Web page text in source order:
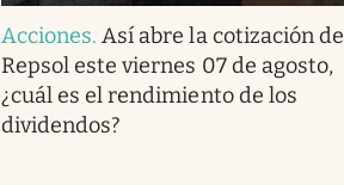
Acciones.Así abre la cotización de
Repsol este viernes 07 de agosto,
¿cuál es el rendimiento de los
dividendos?